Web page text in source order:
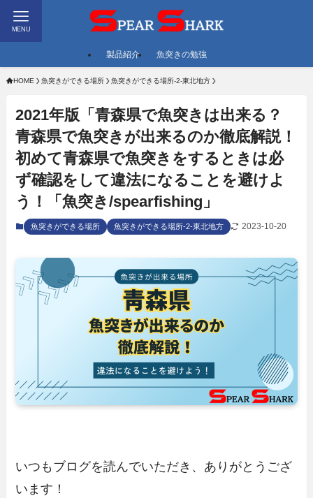
MENU
製品紹介 魚突きの勉強
HOME 魚突きができる場所 魚突きができる場所-2-東北地方
2021年版「青森県で魚突きは出来る？
青森県で魚突きが出来るのか徹底解説！
初めて青森県で魚突きをするときは必
ず確認をして違法になることを避けよ
う！「魚突き/spearfishing」
魚突きができる場所 魚突きができる場所-2-東北地方 2023-10-20
いつもブログを読んでいただき、ありがとうござ
います！